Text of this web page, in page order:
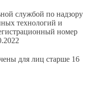
службой по надзору
технологий и
номер
для лиц старше 16